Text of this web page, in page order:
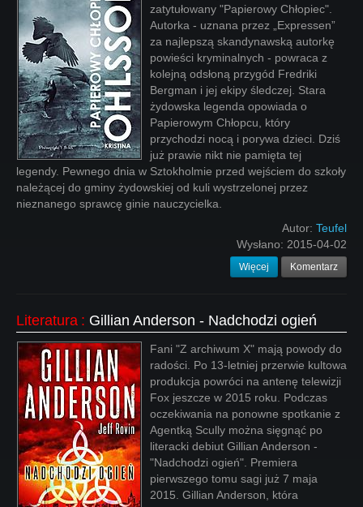
zatytułowany "Papierowy Chłopiec".
Autorka - uznana przez „Expressen”
za najlepszą skandynawską autorkę
powieści kryminalnych - powraca z
kolejną odsłoną przygód Fredriki
Bergman i jej ekipy śledczej. Stara
żydowska legenda opowiada o
Papierowym Chłopcu, który
przychodzi nocą i porywa dzieci. Dziś
już prawie nikt nie pamięta tej
legendy. Pewnego dnia w Sztokholmie przed wejściem do szkoły
należącej do gminy żydowskiej od kuli wystrzelonej przez
nieznanego sprawcę ginie nauczycielka.
Autor: Teufel
Wysłano: 2015-04-02
Więcej Komentarz
Literatura : Gillian Anderson - Nadchodzi ogień
Fani "Z archiwum X" mają powody do
radości. Po 13-letniej przerwie kultowa
produkcja powróci na antenę telewizji
Fox jeszcze w 2015 roku. Podczas
oczekiwania na ponowne spotkanie z
Agentką Scully można sięgnąć po
literacki debiut Gillian Anderson -
"Nadchodzi ogień". Premiera
pierwszego tomu sagi już 7 maja
2015. Gillian Anderson, która